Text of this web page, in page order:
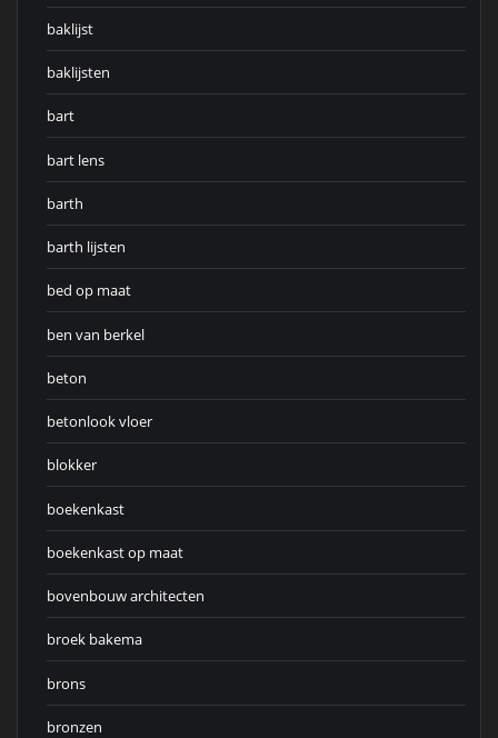
baklijst
baklijsten
bart
bart lens
barth
barth lijsten
bed op maat
ben van berkel
beton
betonlook vloer
blokker
boekenkast
boekenkast op maat
bovenbouw architecten
broek bakema
brons
bronzen